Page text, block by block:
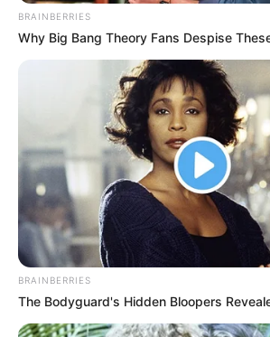
BRAINBERRIES
Why Big Bang Theory Fans Despise
BRAINBERRIES
The Bodyguard's Hidden Bloopers